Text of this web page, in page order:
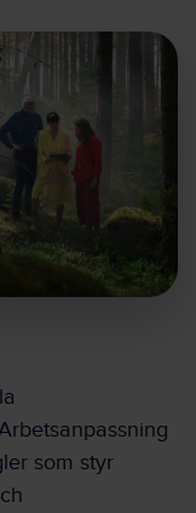
som styr